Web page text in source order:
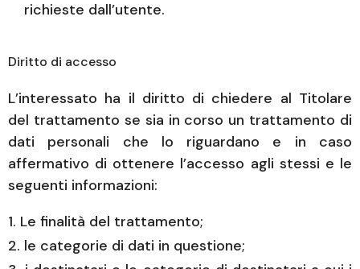
richieste dall’utente.
Diritto di accesso
L’interessato ha il diritto di chiedere al Titolare
del trattamento se sia in corso un trattamento di
dati personali che lo riguardano e in caso
affermativo di ottenere l’accesso agli stessi e le
seguenti informazioni:
Le finalità del trattamento;
le categorie di dati in questione;